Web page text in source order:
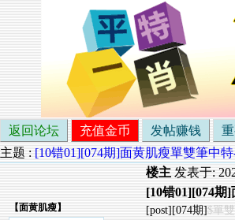
返回论坛 充值金币 发帖赚钱
主题 : [10错01][074期]面黄肌瘦單雙筆中
【面黄肌瘦】
楼主 发表于:
[10错01][074期
[post][074期]$單